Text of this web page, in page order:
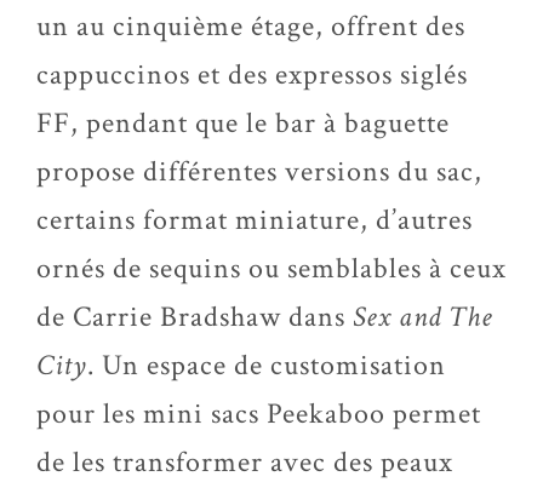
un au cinquième étage, offrent des
cappuccinos et des expressos siglés
FF, pendant que le bar à baguette
propose différentes versions du sac,
certains format miniature, d’autres
ornés de sequins ou semblables à ceux
de Carrie Bradshaw dans Sex and The
City. Un espace de customisation
pour les mini sacs Peekaboo permet
de les transformer avec des peaux